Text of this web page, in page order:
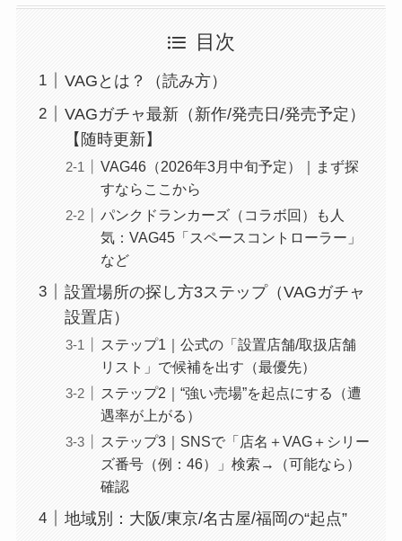
目次
VAGとは？（読み方）
VAGガチャ最新（新作/発売日/発売予定）
【随時更新】
VAG46（2026年3月中旬予定）｜まず探
すならここから
パンクドランカーズ（コラボ回）も人
気：VAG45「スペースコントローラー」
など
設置場所の探し方3ステップ（VAGガチャ
設置店）
ステップ1｜公式の「設置店舗/取扱店舗
リスト」で候補を出す（最優先）
ステップ2｜“強い売場”を起点にする（遭
遇率が上がる）
ステップ3｜SNSで「店名＋VAG＋シリー
ズ番号（例：46）」検索→（可能なら）
確認
地域別：大阪/東京/名古屋/福岡の“起点”